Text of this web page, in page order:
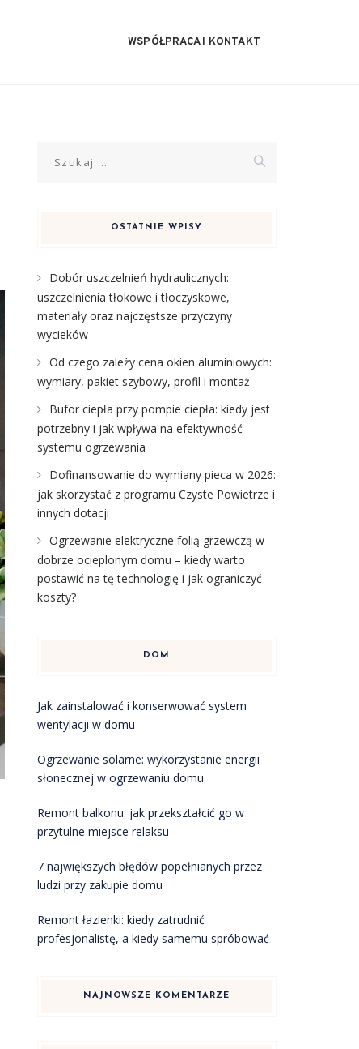
WSPÓŁPRACA I KONTAKT
OSTATNIE WPISY
Dobór uszczelnień hydraulicznych:
uszczelnienia tłokowe i tłoczyskowe,
materiały oraz najczęstsze przyczyny
wycieków
Od czego zależy cena okien aluminiowych:
wymiary, pakiet szybowy, profil i montaż
Bufor ciepła przy pompie ciepła: kiedy jest
potrzebny i jak wpływa na efektywność
systemu ogrzewania
Dofinansowanie do wymiany pieca w 2026:
jak skorzystać z programu Czyste Powietrze i
innych dotacji
Ogrzewanie elektryczne folią grzewczą w
dobrze ocieplonym domu – kiedy warto
postawić na tę technologię i jak ograniczyć
koszty?
DOM
Jak zainstalować i konserwować system
wentylacji w domu
Ogrzewanie solarne: wykorzystanie energii
słonecznej w ogrzewaniu domu
Remont balkonu: jak przekształcić go w
przytulne miejsce relaksu
7 największych błędów popełnianych przez
ludzi przy zakupie domu
Remont łazienki: kiedy zatrudnić
profesjonalistę, a kiedy samemu spróbować
NAJNOWSZE KOMENTARZE